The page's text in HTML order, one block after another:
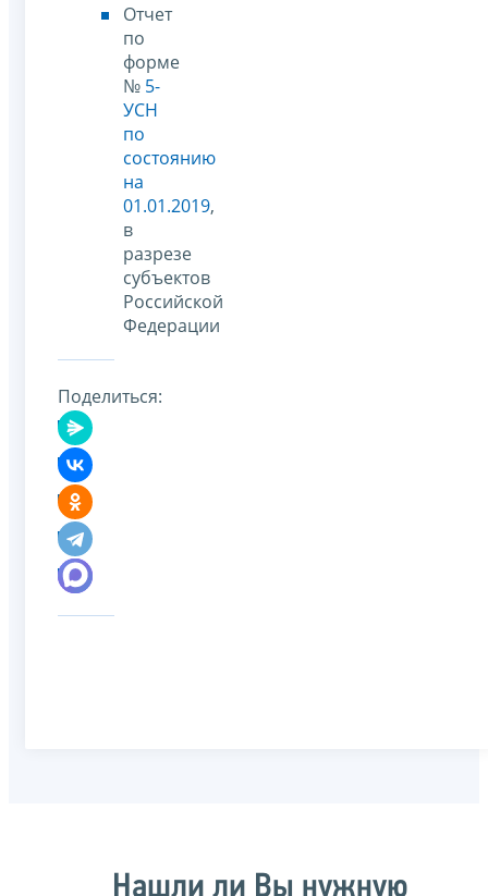
Отчет
по
форме
№ 5-
УСН
по
состоянию
на
01.01.2019,
в
разрезе
субъектов
Российской
Федерации
Поделиться:
Нашли ли Вы нужную